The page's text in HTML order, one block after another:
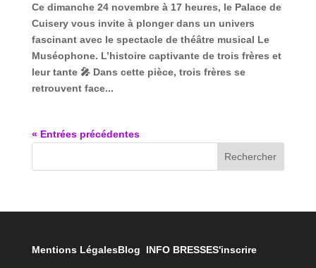
Ce dimanche 24 novembre à 17 heures, le Palace de
Cuisery vous invite à plonger dans un univers
fascinant avec le spectacle de théâtre musical Le
Muséophone. L’histoire captivante de trois frères et
leur tante 🎤 Dans cette pièce, trois frères se
retrouvent face...
« Entrées précédentes
Rechercher
Mentions LégalesBlog INFO BRESSES'inscrire